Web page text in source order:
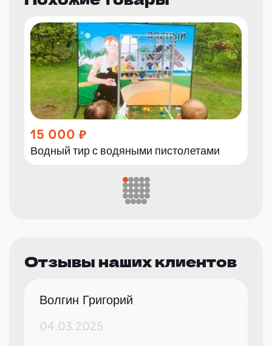
15 000
Водный тир с водяными пистолетами
Отзывы наших клиентов
Волгин Григорий
04.03.2025